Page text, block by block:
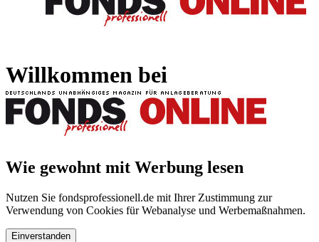
Willkommen bei
Wie gewohnt mit Werbung lesen
Nutzen Sie fondsprofessionell.de mit Ihrer Zustimmung zur
Verwendung von Cookies für Webanalyse und Werbemaßnahmen.
Einverstanden